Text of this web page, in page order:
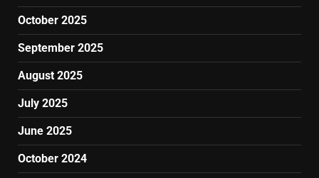
October 2025
September 2025
August 2025
July 2025
June 2025
October 2024